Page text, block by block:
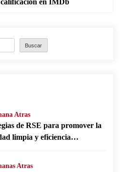
Buscar
Atras
de RSE para promover la
limpia y eficiencia
Atras